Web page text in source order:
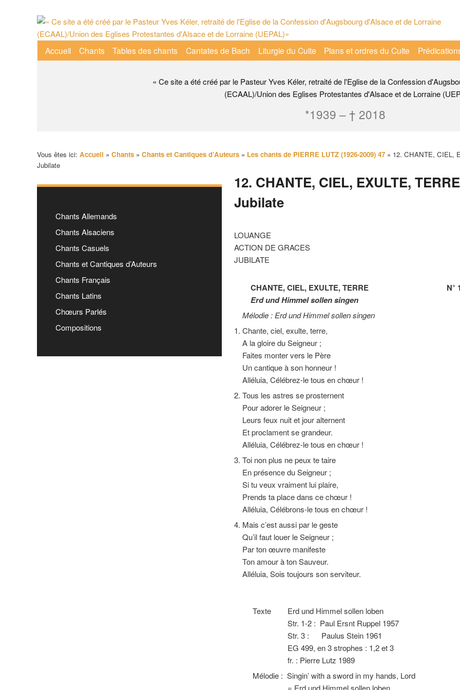
« Ce site a été créé par le Pasteur Yves Kéler, retraité de l'Eglise de la Confession
(ECAAL)/Union des Eglises Protestantes d'Alsace et de Lorraine
*1939 – † 2018
Menu
principal
Accueil Chants Tables des chants Cantates de Bach Liturgie du Culte Plans et ordres du Culte
12. CHANTE, CIEL, EXULTE,
Jubilate
LOUANGE
ACTION DE GRACES
JUBILATE
CHANTE, CIEL, EXULTE, TERRE N°
Erd und Himmel sollen singen
Mélodie : Erd und Himmel sollen singen
1. Chante, ciel, exulte, terre,
A la gloire du Seigneur ;
Faites monter vers le Père
Un cantique à son honneur !
Alléluia, Célébrez-le tous en chœur !
2. Tous les astres se prosternent
Pour adorer le Seigneur ;
Leurs feux nuit et jour alternent
Et proclament se grandeur.
Alléluia, Célébrez-le tous en chœur !
3. Toi non plus ne peux te taire
En présence du Seigneur ;
Si tu veux vraiment lui plaire,
Prends ta place dans ce chœur !
Alléluia, Célébrons-le tous en chœur !
4. Mais c’est aussi par le geste
Qu’il faut louer le Seigneur ;
Par ton œuvre manifeste
Ton amour à ton Sauveur.
Alléluia, Sois toujours son serviteur.
Texte Erd und Himmel sollen loben
Str. 1-2 : Paul Ersnt Ruppel 1957
Str. 3 : Paulus Stein 1961
EG 499, en 3 strophes : 1,2 et 3
fr. : Pierre Lutz 1989
Mélodie : Singin’ with a sword in my hands, Lord
= Erd und Himmel sollen loben
Vous êtes ici: Accueil » Chants » Chants et Cantiques d’Auteurs » Les chants de PIERRE LUTZ (1926-2009) 47 » 12. CHANTE, CIEL,
Jubilate
Chants Allemands
Chants Alsaciens
Chants Casuels
Chants et Cantiques d’Auteurs
Chants Français
Chants Latins
Chœurs Parlés
Compositions